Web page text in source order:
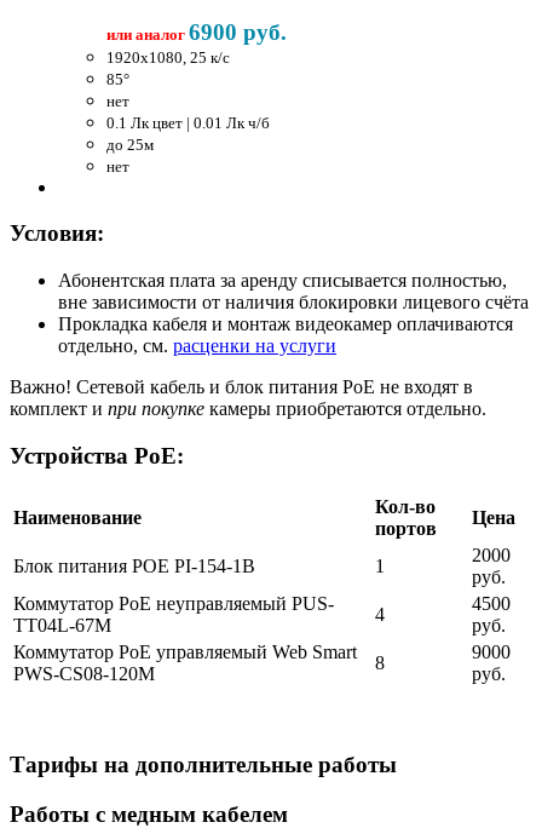
или аналог 6900 руб.
1920x1080, 25 к/c
85°
нет
0.1 Лк цвет | 0.01 Лк ч/б
до 25м
нет
Условия:
Абонентская плата за аренду списывается полностью,
вне зависимости от наличия блокировки лицевого счёта
Прокладка кабеля и монтаж видеокамер оплачиваются
отдельно, см. расценки на услуги
Важно! Сетевой кабель и блок питания PoE не входят в
комплект и при покупке камеры приобретаются отдельно.
Устройства PoE:
Наименование
Кол-во
портов
Цена
Блок питания POE PI-154-1B 1
2000
руб.
Коммутатор PoE неуправляемый PUS-
TT04L-67M
4
4500
руб.
Коммутатор PoE управляемый Web Smart
PWS-CS08-120M
8
9000
руб.
Тарифы на дополнительные работы
Работы с медным кабелем